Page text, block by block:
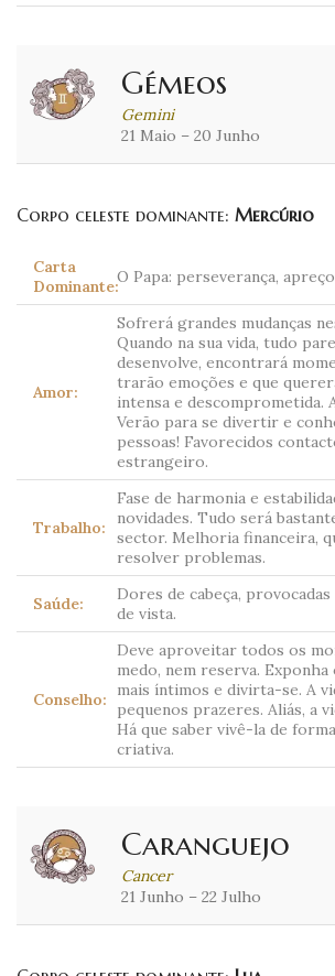
Gémeos
Gemini
21 Maio – 20 Junho
Corpo celeste dominante: Mercúrio
Carta
Dominante:O Papa: perseverança,
Amor:
Sofrerá grandes mudanças
Quando na sua vida, tudo
desenvolve, encontrará
trarão emoções e que
intensa e descomprometida.
Verão para se divertir e
pessoas! Favorecidos
estrangeiro.
Trabalho:
Fase de harmonia e
novidades. Tudo será
sector. Melhoria financeira,
resolver problemas.
Saúde:
Dores de cabeça,
de vista.
Conselho:
Deve aproveitar todos os
medo, nem reserva. Exponha
mais íntimos e divirta-se. A
pequenos prazeres. Aliás, a
Há que saber vivê-la de
criativa.
Caranguejo
Cancer
21 Junho – 22 Julho